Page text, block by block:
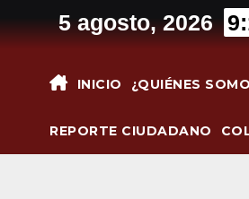
al
5 agosto, 2026
INICIO ¿QUIÉNES
REPORTE CIUDADANO